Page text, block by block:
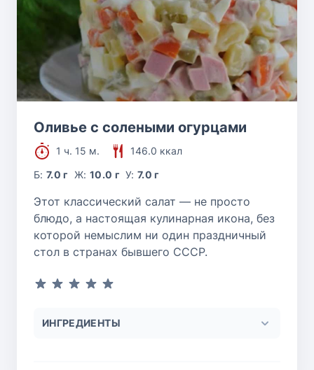
Оливье с солеными огурцами
1 ч. 15 м.
146.0 ккал
Б:7.0 г Ж: 10.0 г У:7.0 г
Этот классический салат — не просто
блюдо, а настоящая кулинарная икона, без
которой немыслим ни один праздничный
стол в странах бывшего СССР.
ИНГРЕДИЕНТЫ